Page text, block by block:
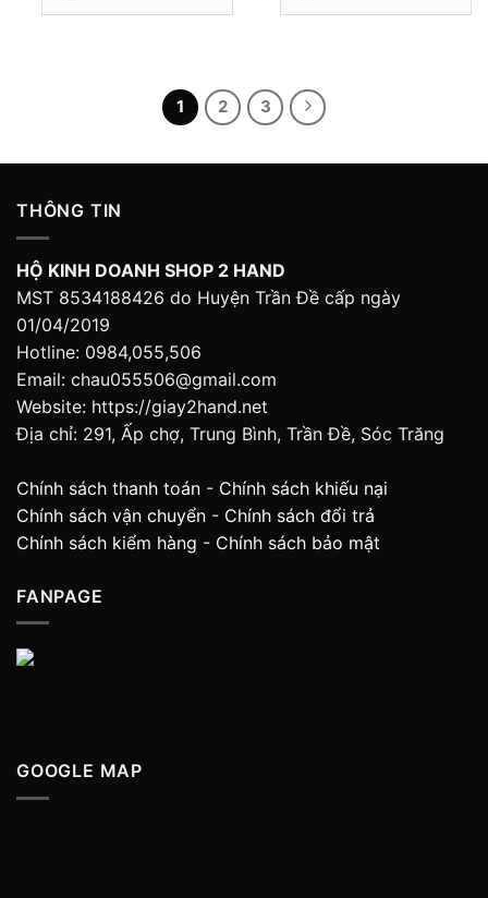
1 2 3
THÔNG TIN
HỘ KINH DOANH SHOP 2 HAND
MST 8534188426 do Huyện Trần Đề cấp ngày
01/04/2019
Hotline: 0984,055,506
Email: chau055506@gmail.com
Website: https://giay2hand.net
Địa chỉ: 291, Ấp chợ, Trung Bình, Trần Đề, Sóc Trăng
Chính sách thanh toán - Chính sách khiếu nại
Chính sách vận chuyển - Chính sách đổi trả
Chính sách kiểm hàng - Chính sách bảo mật
FANPAGE
GOOGLE MAP